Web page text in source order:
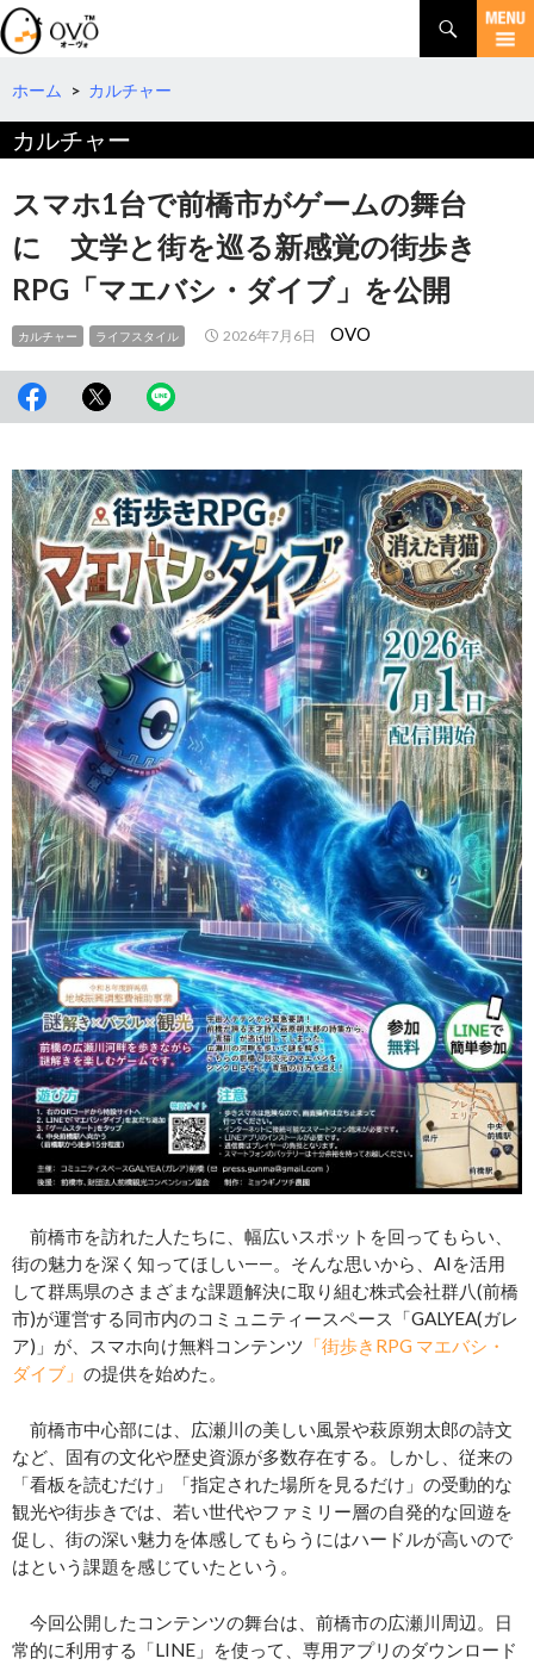
検
索
コ
テ
ツ
へ
動
ホーム > カルチャー
カルチャー
スマホ1台で前橋市がゲームの舞台
に 文学と街を巡る新感覚の街歩き
RPG「マエバシ・ダイブ」を公開
カルチャー ライフスタイル 2026年7月6日 OVO
前橋市を訪れた人たちに、幅広いスポットを回ってもらい、
街の魅力を深く知ってほしい――。そんな思いから、AIを活用
して群馬県のさまざまな課題解決に取り組む株式会社群八(前橋
市)が運営する同市内のコミュニティースペース「GALYEA(ガレ
ア)」が、スマホ向け無料コンテンツ 「街歩きRPG マエバシ・
ダイブ」 の提供を始めた。
前橋市中心部には、広瀬川の美しい風景や萩原朔太郎の詩文
など、固有の文化や歴史資源が多数存在する。しかし、従来の
「看板を読むだけ」「指定された場所を見るだけ」の受動的な
観光や街歩きでは、若い世代やファミリー層の自発的な回遊を
促し、街の深い魅力を体感してもらうにはハードルが高いので
はという課題を感じていたという。
今回公開したコンテンツの舞台は、前橋市の広瀬川周辺。日
常的に利用する「LINE」を使って、専用アプリのダウンロード